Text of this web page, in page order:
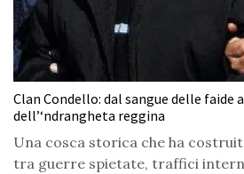
Clan Condello: dal sangue delle faide
dell’‘ndrangheta reggina
Una cosca storica che ha
tra guerre spietate, traffici